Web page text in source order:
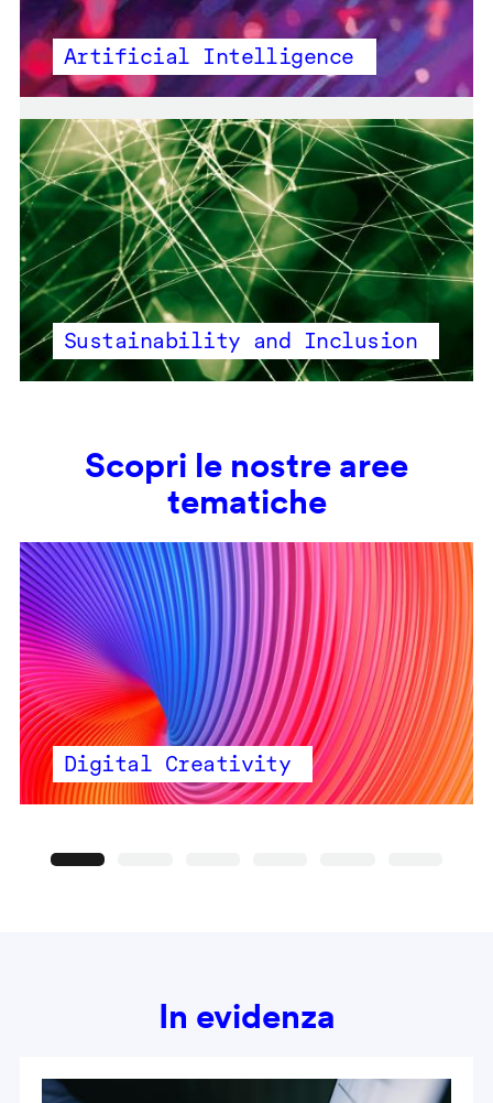
Artificial Intelligence
Sustainability and Inclusion
Scopri le nostre aree
tematiche
Digital Creativity
In evidenza